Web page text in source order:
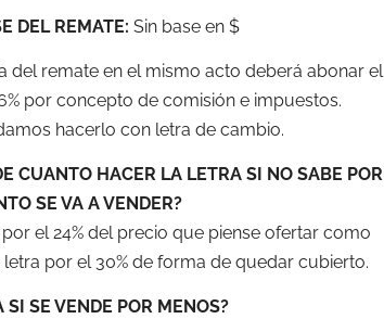
DEL REMATE: Sin base en $
del remate en el mismo acto deberá abonar el
por concepto de comisión e impuestos.
hacerlo con letra de cambio.
CUANTO HACER LA LETRA SI NO SABE POR
SE VA A VENDER?
el 24% del precio que piense ofertar como
por el 30% de forma de quedar cubierto.
SI SE VENDE POR MENOS?